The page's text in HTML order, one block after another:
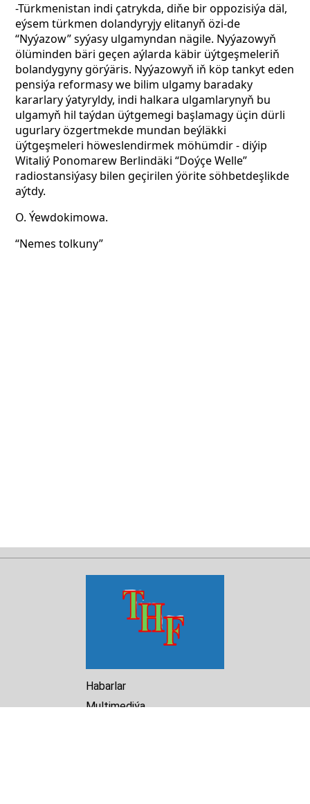
-Türkmenistan indi çatrykda, diňe bir oppozisiýa däl,
eýsem türkmen dolandyryjy elitanyň özi-de
“Nyýazow” syýasy ulgamyndan nägile. Nyýazowyň
ölüminden bäri geçen aýlarda käbir üýtgeşmeleriň
bolandygyny görýäris. Nyýazowyň iň köp tankyt eden
pensiýa reformasy we bilim ulgamy baradaky
kararlary ýatyryldy, indi halkara ulgamlarynyň bu
ulgamyň hil taýdan üýtgemegi başlamagy üçin dürli
ugurlary özgertmekde mundan beýläkki
üýtgeşmeleri höweslendirmek möhümdir - diýip
Witaliý Ponomarew Berlindäki “Doýçe Welle”
radiostansiýasy bilen geçirilen ýörite söhbetdeşlikde
aýtdy.
O. Ýewdokimowa.
“Nemes tolkuny”
Habarlar
Multimediýa